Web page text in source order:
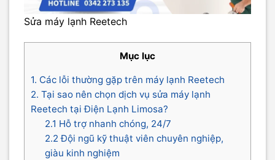
Sửa máy lạnh Reetech
Mục lục
1. Các lỗi thường gặp trên máy lạnh Reetech
2. Tại sao nên chọn dịch vụ sửa máy lạnh
Reetech tại Điện Lạnh Limosa?
2.1 Hỗ trợ nhanh chóng, 24/7
2.2 Đội ngũ kỹ thuật viên chuyên nghiệp,
giàu kinh nghiệm